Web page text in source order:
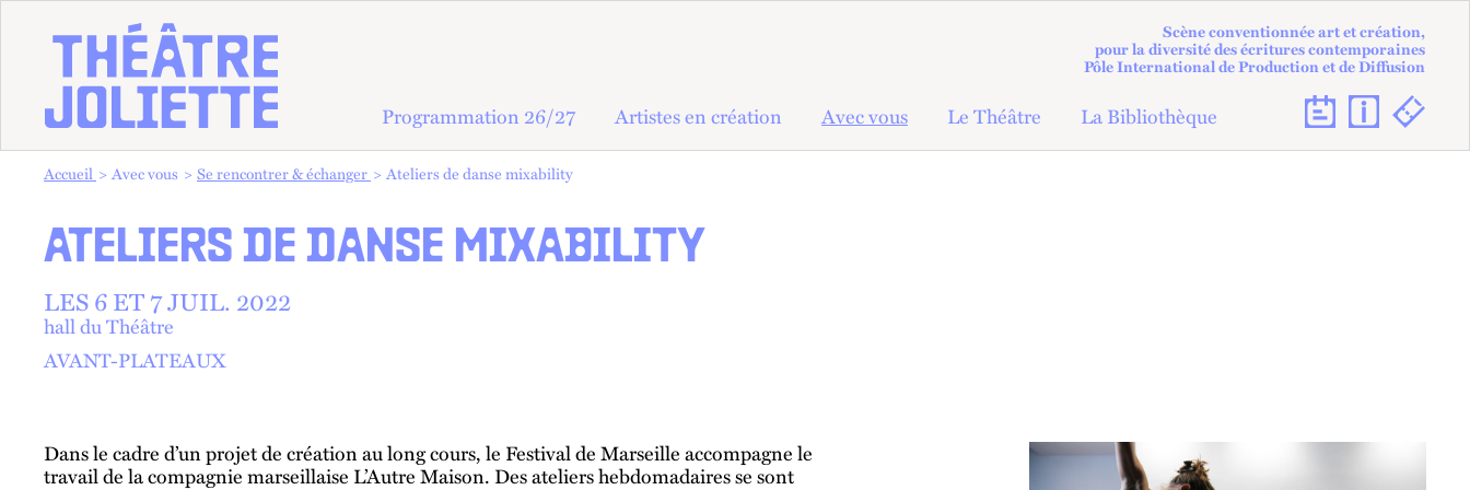
Scène conventionnée art et création,
pour la diversité des écritures contemporaines
Pôle International de Production et de Diffusion
Programmation 26/27 Artistes en création Avec vous Le Théâtre La Bibliothèque
Vous êtes dans :
Accueil Avec vous Se rencontrer & échanger Ateliers de danse mixability
ATELIERS DE DANSE MIXABILITY
LES 6 ET7JUIL. 2022
hall du Théâtre
AVANT-PLATEAUX
Dans le cadre d’un projet de création au long cours, le Festival de Marseille accompagne le
travail de la compagnie marseillaise L’Autre Maison. Des ateliers hebdomadaires se sont